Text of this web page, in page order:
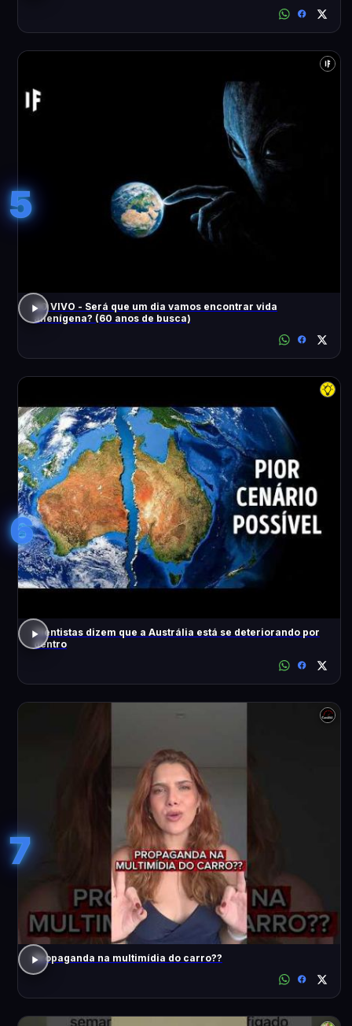
5
AO VIVO - Será que um dia vamos encontrar vida
alienígena? (60 anos de busca)
6
Cientistas dizem que a Austrália está se deteriorando por
dentro
7
Propaganda na multimídia do carro??